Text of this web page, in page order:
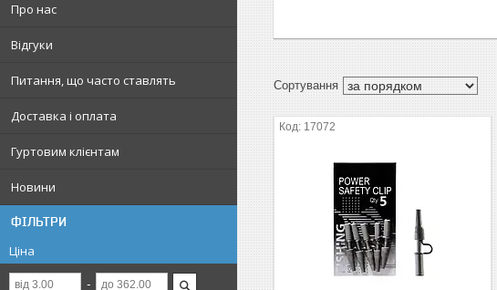
Про нас
Відгуки
Питання, що часто ставлять
Доставка і оплата
Гуртовим клієнтам
Новини
ФІЛЬТРИ
Ціна
17072